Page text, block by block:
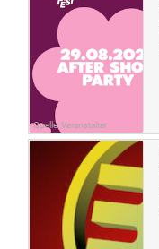
Quelle: Veranstalter